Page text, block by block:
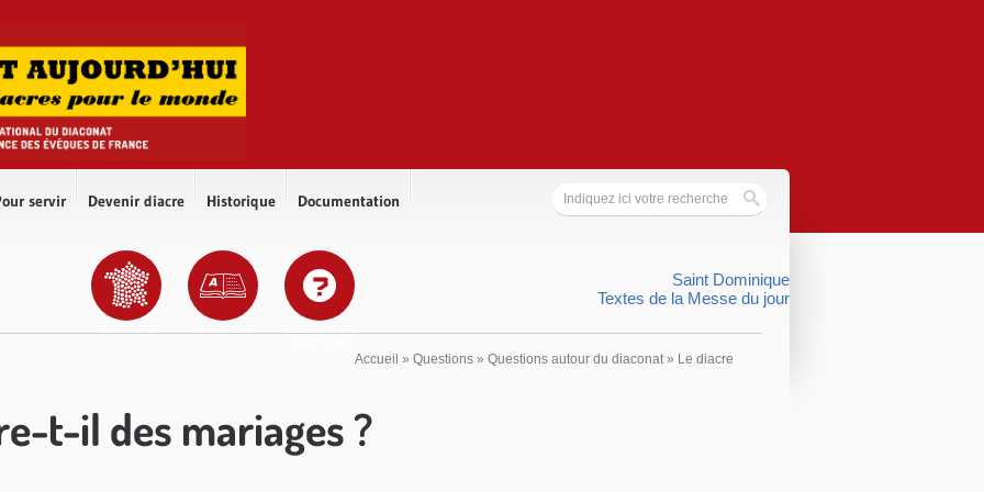
servir Devenir diacre Historique Documentation
DIOCÈSES GLOSSAIRE
DIACONAT EN
Saint Dominique
Textes de la Messe du jour
Accueil » Questions » Questions autour du diaconat » Le diacre
t-il des mariages ?